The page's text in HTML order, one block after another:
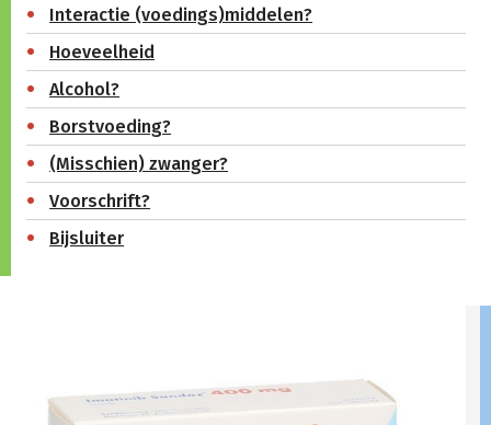
Interactie (voedings)middelen?
Hoeveelheid
Alcohol?
Borstvoeding?
(Misschien) zwanger?
Voorschrift?
Bijsluiter